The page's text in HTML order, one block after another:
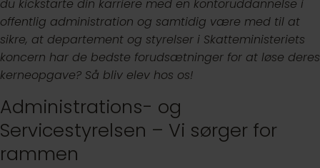
du kickstarte din karriere med en kontoruddannelse i
offentlig administration og samtidig være med til at
sikre, at departement og styrelser i Skatteministeriets
koncern har de bedste forudsætninger for at løse deres
kerneopgave? Så bliv elev hos os!
Administrations- og
Servicestyrelsen – Vi sørger for
rammen